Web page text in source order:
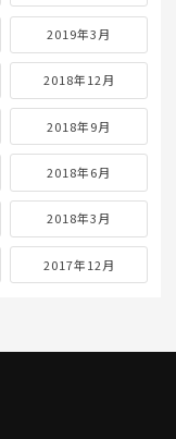
2019年3月
2018年12月
2018年9月
2018年6月
2018年3月
2017年12月